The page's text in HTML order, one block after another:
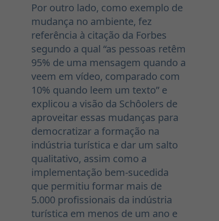
Por outro lado, como exemplo de
mudança no ambiente, fez
referência à citação da Forbes
segundo a qual “as pessoas retêm
95% de uma mensagem quando a
veem em vídeo, comparado com
10% quando leem um texto” e
explicou a visão da Schôolers de
aproveitar essas mudanças para
democratizar a formação na
indústria turística e dar um salto
qualitativo, assim como a
implementação bem-sucedida
que permitiu formar mais de
5.000 profissionais da indústria
turística em menos de um ano e